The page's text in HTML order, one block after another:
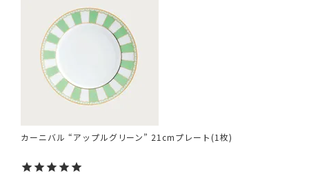
カーニバル “アップルグリーン” 21cmプレート(1枚)